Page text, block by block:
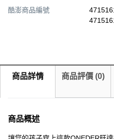
酷澎商品編號
商品詳情 商品評價 (0)
商品概述